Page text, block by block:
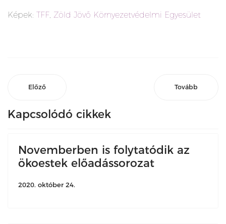
Képek: TFF, Zöld Jövő Környezetvédelmi Egyesület
Előző Tovább
Kapcsolódó cikkek
Novemberben is folytatódik az
ökoestek előadássorozat
2020. október 24.